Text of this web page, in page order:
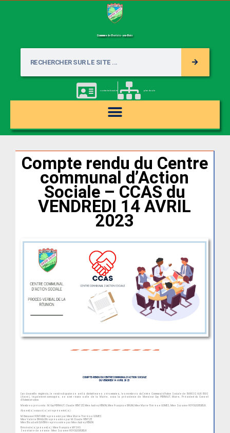
Commune de Barisis-aux-Bois
contacter la mairie plan du site
Compte rendu du Centre
communal d’Action
Sociale – CCAS du
VENDREDI 14 AVRIL
2023
COMPTE-RENDU DU CENTRE COMMUNAL D’ACTION SOCIALE
DU VENDREDI 14 AVRIL 2023
L’an deux mille vingt-trois, le vendredi quatorze avril à dix-huit heures zéro minutes, les membres du Centre Communal d’Action Sociale de BARISIS AUX BOIS
(Aisne), légalement convoqués, se sont réunis salle de la Mairie, sous la présidence de Monsieur Guy PERNAUT, Maire, Président du Conseil
d’Administration.
Membres présents : M. Guy PERNAUT, Claude HENTZÉ, Mme Audrey HÉNON, Mme Françoise BRUNI, Mme Marie-Thérèse GOMES, Mme Suzanne ROYOLE-DEGIEUX.
Absent(s) excusé(s) et représenté(s) :
M. Emmanuel FONTAINE représenté par Mme Marie-Thérèse GOMES
Mme Valérie BRAILLON représentée par M. Claude HENTZÉ
Mme Elisabeth OLIVEIRA représentée par Mme Audrey HÉNON
Bénévole(s) présent(s) : Mme Françoise MYSKO.
Secrétaire de séance : Mme Suzanne ROYOLE-DEGIEUX